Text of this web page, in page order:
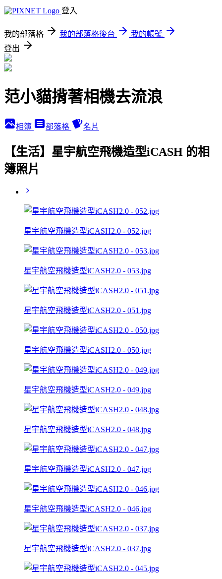
登入
我的部落格 我的部落格後台
我的帳號
登出
范小貓揹著相機去流浪
相簿 部落格 名片
【生活】星宇航空飛機造型iCASH 的相
簿照片
星宇航空飛機造型iCASH2.0 - 052.jpg
星宇航空飛機造型iCASH2.0 - 053.jpg
星宇航空飛機造型iCASH2.0 - 051.jpg
星宇航空飛機造型iCASH2.0 - 050.jpg
星宇航空飛機造型iCASH2.0 - 049.jpg
星宇航空飛機造型iCASH2.0 - 048.jpg
星宇航空飛機造型iCASH2.0 - 047.jpg
星宇航空飛機造型iCASH2.0 - 046.jpg
星宇航空飛機造型iCASH2.0 - 037.jpg